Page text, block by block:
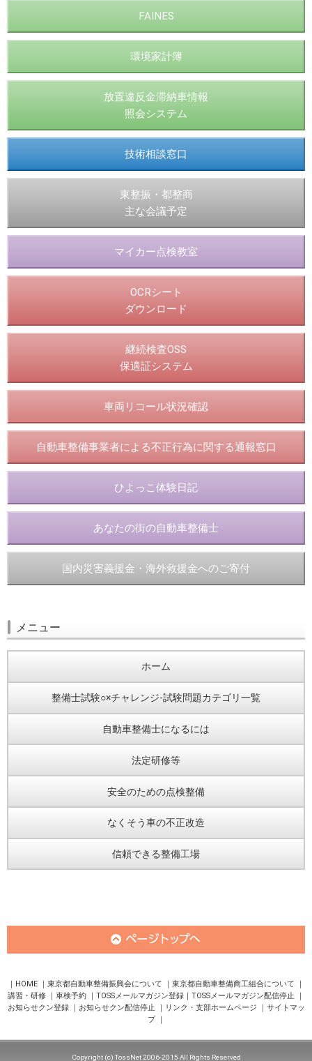
FAINES
環境家計簿
放置違反金滞納車情報
照会システム
技術相談窓口
東整振・都整商
主な会議予定
マイカー点検教室
OCRシート
ダウンロード
継続検査OSS
保適証システム
車両リコール状況確認
自動車整備事業者による不正行為に関する通報窓口
ひよっこ体験日記
あなたの街の自動車整備士
国内災害義援金・海外救援金へのご寄付
メニュー
ホーム
整備士試験○×チャレンジ-試験問題カテゴリ一覧
自動車整備士になるには
法定研修等
安全のための点検整備
なくそう車の不正改造
信頼できる整備工場
HOME 東京都自動車整備振興会について
東京都自動車整備商工組合について
講習・研修
車検予約 TOSSメールマガジン登録
TOSSメールマガジン配信停止
お知らせクン登録
お知らせクン配信停止 リンク・支部ホームページ
サイトマッ
プ
Copyright (c) TossNet 2006-2015 All Rights Reserved